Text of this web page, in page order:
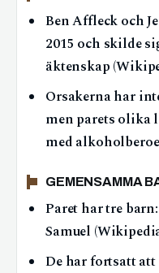
Ben Affleck och
2015 och skilde
äktenskap
Orsakerna har
men parets olika
med
GEMENSAMMA
Paret har tre
Samuel
De har fortsatt